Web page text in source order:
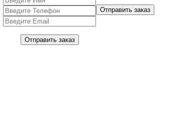
Отправить заказ
Отправить заказ